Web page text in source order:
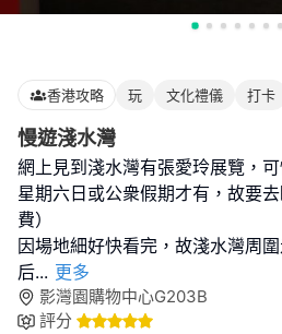
香港攻略 玩 文化禮儀 打卡
慢遊淺水灣
網上見到淺水灣有張愛玲展覽，
星期六日或公衆假期才有，故要
費）
因場地細好快看完，故淺水灣周
后... 更多
影灣園購物中心G203B
評分